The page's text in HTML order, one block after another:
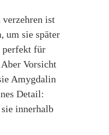
ist
um sie später
perfekt für
Vorsicht
Amygdalin
Detail:
innerhalb